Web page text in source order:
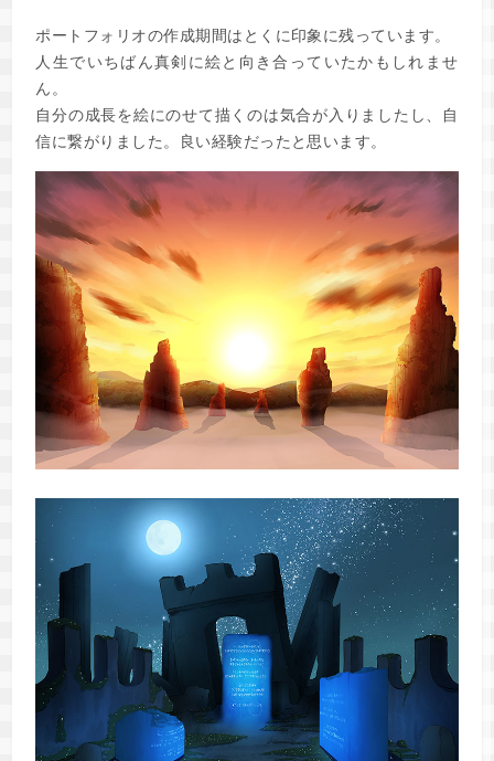
ポートフォリオの作成期間はとくに印象に残っています。
人生でいちばん真剣に絵と向き合っていたかもしれませ
ん。
自分の成長を絵にのせて描くのは気合が入りましたし、自
信に繋がりました。良い経験だったと思います。